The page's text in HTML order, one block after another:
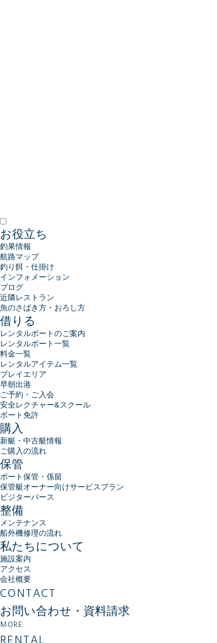
お役立ち
釣果情報
航路マップ
釣り餌・仕掛け
インフォメーション
ブログ
近隣レストラン
魚のさばき方・おろし方
借りる
レンタルボートのご案内
レンタルボート一覧
料金一覧
レンタルアイテム一覧
プレイエリア
早朝出港
ご予約・ご入会
安全レクチャー&スクール
ボート免許
購入
新艇・中古艇情報
ご購入の流れ
保管
ボート保管・係留
保管艇オーナー向けサービスプラン
ビジターバース
整備
メンテナンス
船外機修理の流れ
私たちについて
施設案内
アクセス
会社概要
CONTACT
お問い合わせ・資料請求
MORE